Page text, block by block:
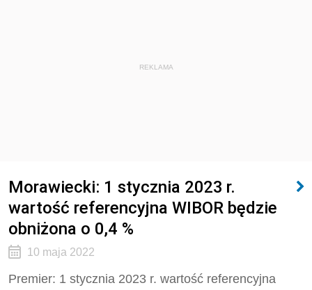
REKLAMA
Morawiecki: 1 stycznia 2023 r.
wartość referencyjna WIBOR będzie
obniżona o 0,4 %
10 maja 2022
Premier: 1 stycznia 2023 r. wartość referencyjna